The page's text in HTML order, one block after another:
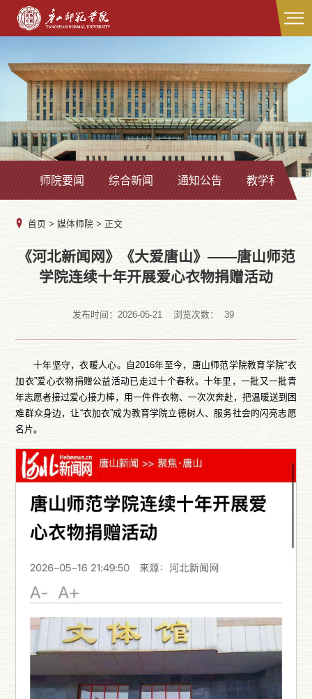
师院要闻 综合新闻 通知公告 教学科研
首页 > 媒体师院 > 正文
《河北新闻网》《大爱唐山》——唐山师范
学院连续十年开展爱心衣物捐赠活动
发布时间：2026-05-21 浏览次数： 39
十年坚守，衣暖人心。自2016年至今，唐山师范学院教育学院“衣
加衣”爱心衣物捐赠公益活动已走过十个春秋。十年里，一批又一批青
年志愿者接过爱心接力棒，用一件件衣物、一次次奔赴，把温暖送到困
难群众身边，让“衣加衣”成为教育学院立德树人、服务社会的闪亮志愿
名片。